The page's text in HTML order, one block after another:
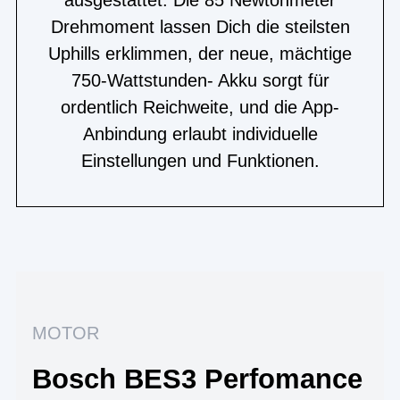
Drehmoment lassen Dich die steilsten
Uphills erklimmen, der neue, mächtige
750-Wattstunden- Akku sorgt für
ordentlich Reichweite, und die App-
Anbindung erlaubt individuelle
Einstellungen und Funktionen.
MOTOR
Bosch BES3 Perfomance